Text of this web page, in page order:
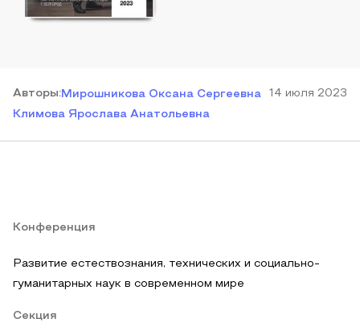
Авторы:Мирошникова Оксана Сергеевна
Климова Ярослава Анатольевна
14 июля 2023
Конференция
Развитие естествознания, технических и социально-
гуманитарных наук в современном мире
Секция